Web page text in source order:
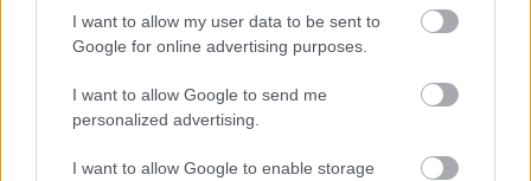
I want to allow my user data to be sent to
Google for online advertising purposes.
I want to allow Google to send me
personalized advertising.
I want to allow Google to enable storage